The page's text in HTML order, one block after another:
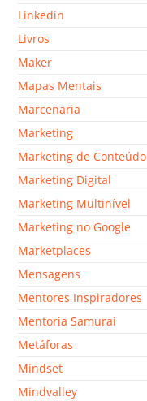
Linkedin
Livros
Maker
Mapas Mentais
Marcenaria
Marketing
Marketing de Conteúdo
Marketing Digital
Marketing Multinível
Marketing no Google
Marketplaces
Mensagens
Mentores Inspiradores
Mentoria Samurai
Metáforas
Mindset
Mindvalley